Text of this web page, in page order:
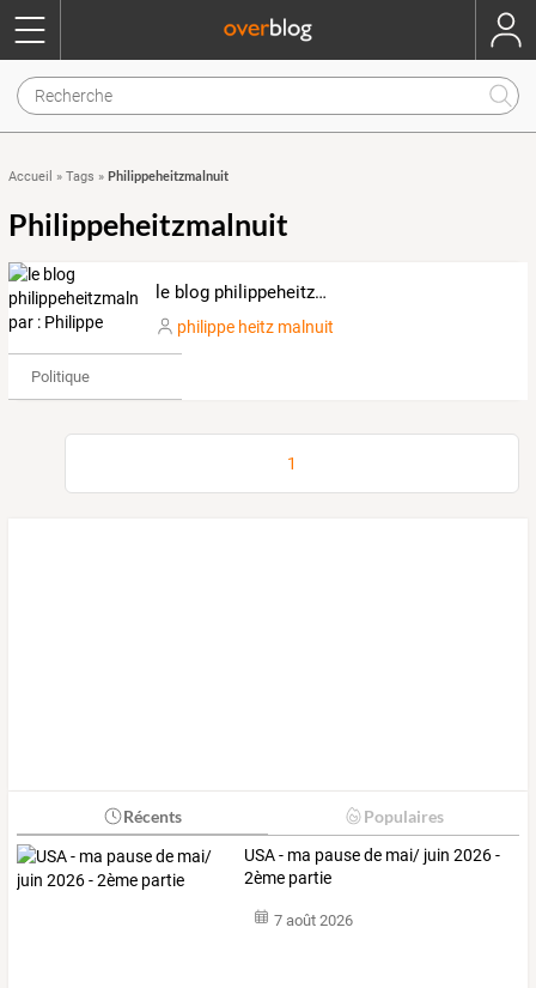
Accueil » Tags » Philippeheitzmalnuit
Philippeheitzmalnuit
le blog philippeheitzmalnuit par : Philippe
philippe heitz malnuit
Politique
1
Récents Populaires
USA - ma pause de mai/ juin 2026 -
2ème partie
7 août 2026